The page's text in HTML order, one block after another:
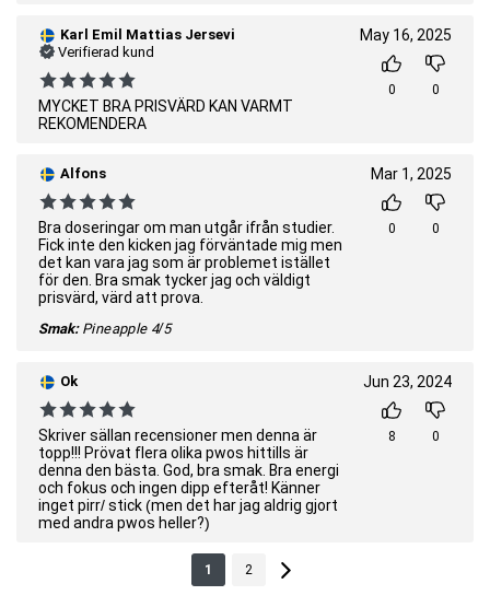
Karl Emil Mattias Jersevi
Verifierad kund
MYCKET BRA PRISVÄRD KAN VARMT
REKOMENDERA
May 16, 2025
0 0
Alfons
Bra doseringar om man utgår ifrån studier.
Fick inte den kicken jag förväntade mig men
det kan vara jag som är problemet istället
för den. Bra smak tycker jag och väldigt
prisvärd, värd att prova.
Smak: Pineapple 4/5
Mar 1, 2025
0 0
Ok
Skriver sällan recensioner men denna är
topp!!! Prövat flera olika pwos hittills är
denna den bästa. God, bra smak. Bra energi
och fokus och ingen dipp efteråt! Känner
inget pirr/ stick (men det har jag aldrig gjort
med andra pwos heller?)
Jun 23, 2024
8 0
1 2